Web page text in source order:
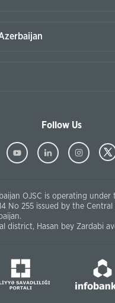
Follow Us
OJSC is operating under
No 255 issued by the
district, Hasan bey Zardabi